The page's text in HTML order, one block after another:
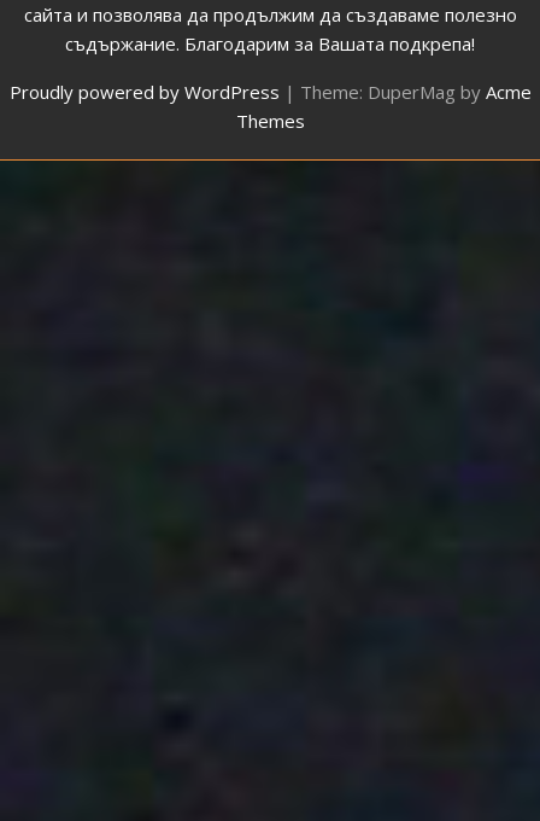
сайта и позволява да продължим да създаваме полезно
съдържание. Благодарим за Вашата подкрепа!
Proudly powered by WordPress | Theme: DuperMag by Acme
Themes